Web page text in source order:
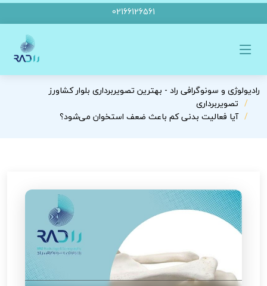
02166126561
رادیولوژی و سونوگرافی راد - بهترین تصویربرداری بلوار کشاورز
تصویربرداری
آیا فعالیت بدنی کم باعث ضعف استخوان می‌شود؟